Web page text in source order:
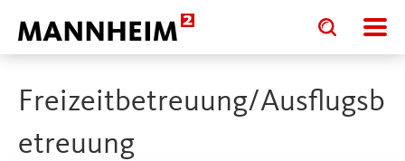
Toggle
search
input
Toggle
search
input
Freizeitbetreuung/Ausflugsb
etreuung